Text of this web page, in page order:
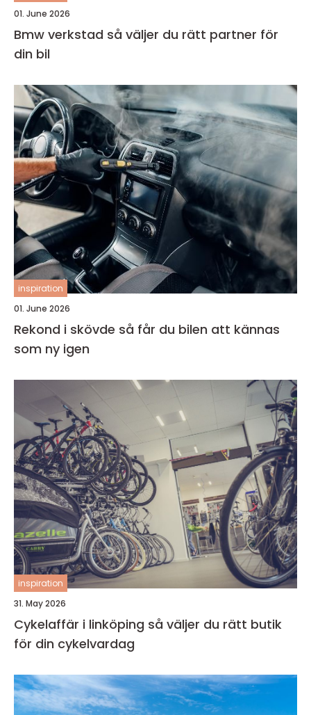
01. June 2026
Bmw verkstad så väljer du rätt partner för
din bil
inspiration
01. June 2026
Rekond i skövde så får du bilen att kännas
som ny igen
inspiration
31. May 2026
Cykelaffär i linköping så väljer du rätt butik
för din cykelvardag